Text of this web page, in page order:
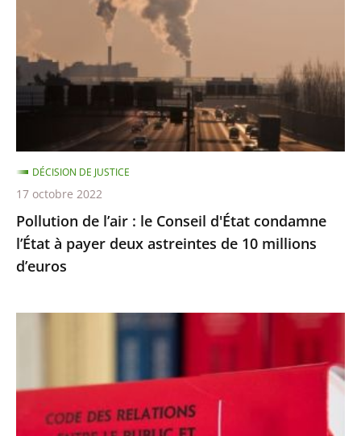
Conseil
d'État
condamne
à
payer
deux
astreintes
de
10
d’euros
Pollution de l’air : le Conseil d'État condamne
l’État à payer deux astreintes de 10 millions
d’euros
DÉCISION DE JUSTICE
17 octobre 2022
d’une
fondation